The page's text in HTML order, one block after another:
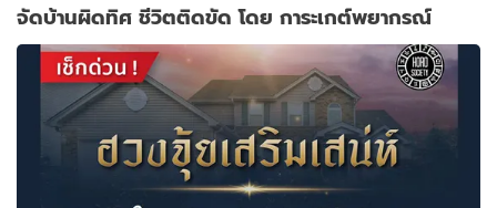
จัดบ้านผิดทิศ ชีวิตติดขัด โดย การะเกต์พยากรณ์